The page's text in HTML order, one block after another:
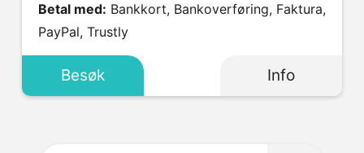
Betal med:
PayPal, Trustly
Besøk Info